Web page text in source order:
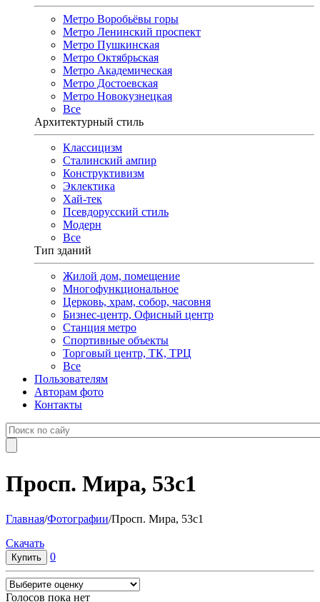
Метро Воробьёвы горы
Метро Ленинский проспект
Метро Пушкинская
Метро Октябрьская
Метро Академическая
Метро Достоевская
Метро Новокузнецкая
Все
Архитектурный стиль
Классицизм
Сталинский ампир
Конструктивизм
Эклектика
Хай-тек
Псевдорусский стиль
Модерн
Все
Тип зданий
Жилой дом, помещение
Многофункциональное
Церковь, храм, собор, часовня
Бизнес-центр, Офисный центр
Станция метро
Спортивные объекты
Торговый центр, ТК, ТРЦ
Все
Пользователям
Авторам фото
Контакты
Просп. Мира, 53с1
Главная/Фотографии/Просп. Мира, 53с1
Cкачать
0
Голосов пока нет